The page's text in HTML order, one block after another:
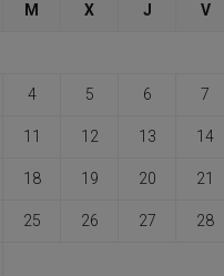
M X J V
4 5 6 7
11 12 13 14
18 19 20 21
25 26 27 28